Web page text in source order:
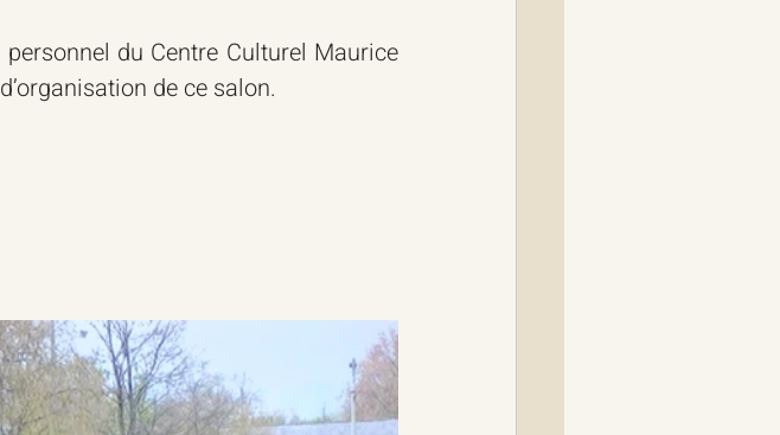
du Centre Culturel Maurice
de ce salon.